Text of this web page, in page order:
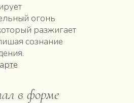
огонь
разжигает
сознание
в форме